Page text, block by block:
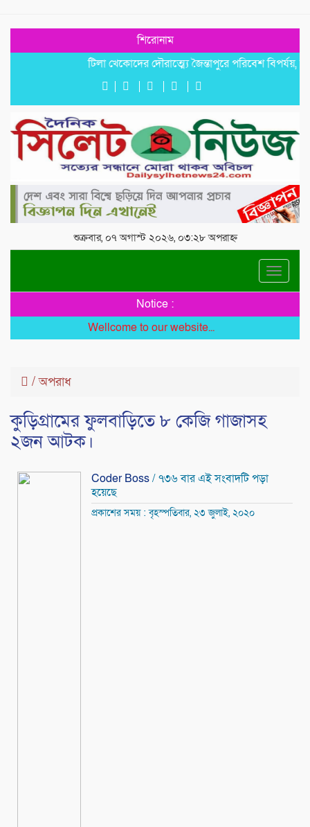
শিরোনাম
টিলা খেকোদের দৌরাত্ম্যে জৈন্তাপুরে পরিবেশ বিপর্যয়, আতঙ্কে
শুক্রবার, ০৭ অগাস্ট ২০২৬, ০৩:২৮ অপরাহ্ন
Toggle
Notice :
Wellcome to our website...
/অপরাধ
কুড়িগ্রামের ফুলবাড়িতে ৮ কেজি গাজাসহ
২জন আটক।
Coder Boss/ ৭৩৬ বার এই সংবাদটি পড়া
হয়েছে
প্রকাশের সময় : বৃহস্পতিবার, ২৩ জুলাই, ২০২০